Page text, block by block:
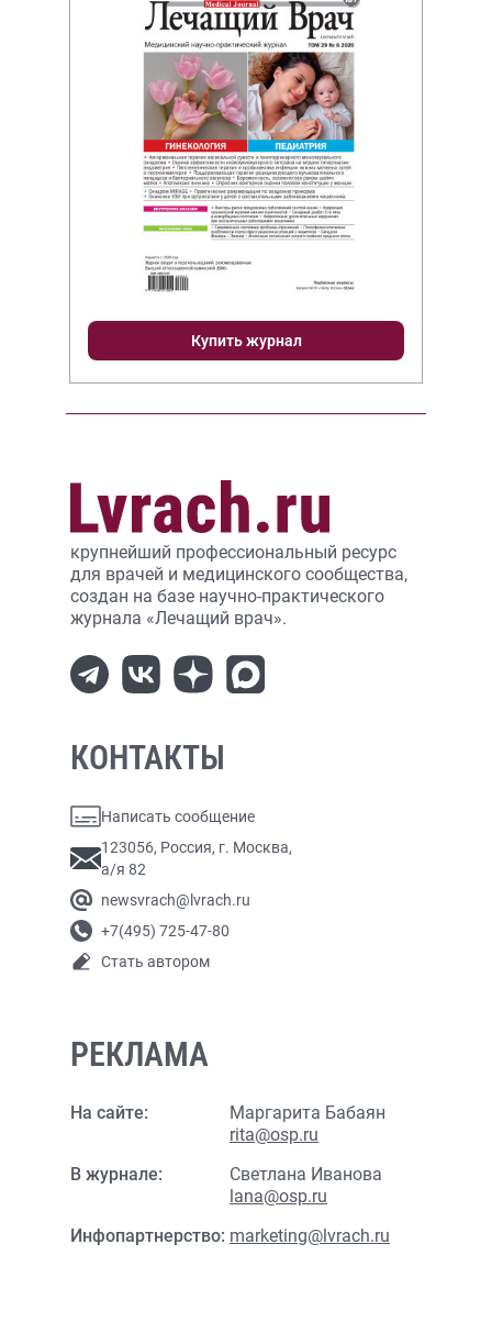
Купить журнал
крупнейший профессиональный ресурс
для врачей и медицинского сообщества,
создан на базе научно-практического
журнала «Лечащий врач».
КОНТАКТЫ
Написать сообщение
123056, Россия, г. Москва,
а/я 82
newsvrach@lvrach.ru
+7(495) 725-47-80
Стать автором
РЕКЛАМА
На сайте:
Маргарита Бабаян
rita@osp.ru
В журнале:
Светлана Иванова
lana@osp.ru
Инфопартнерство: marketing@lvrach.ru